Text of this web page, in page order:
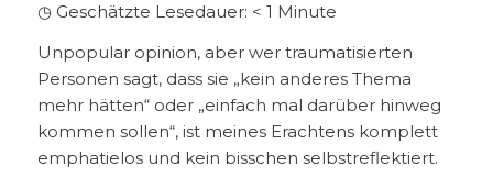
◷ Geschätzte Lesedauer: < 1 Minute
Unpopular opinion, aber wer traumatisierten
Personen sagt, dass sie „kein anderes Thema
mehr hätten“ oder „einfach mal darüber hinweg
kommen sollen“, ist meines Erachtens komplett
emphatielos und kein bisschen selbstreflektiert.